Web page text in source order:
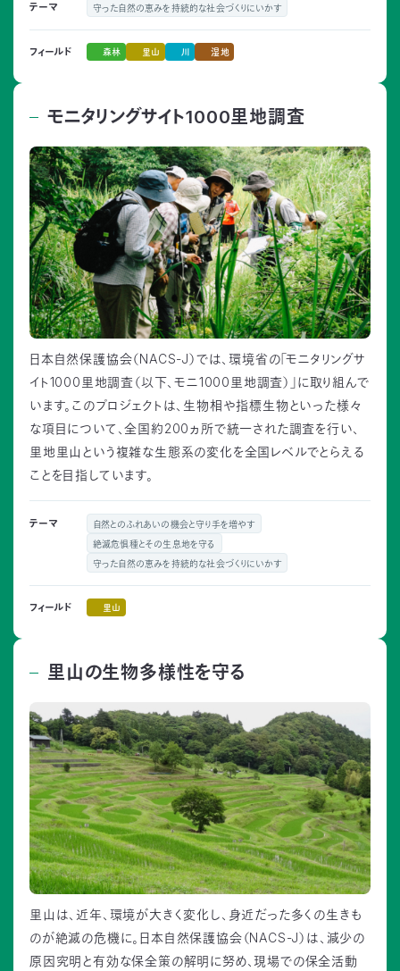
テーマ 守った自然の恵みを持続的な社会づくりにいかす
フィールド 森林 里山 川 湿地
モニタリングサイト1000里地調査
日本自然保護協会（NACS-J）では、環境省の「モニタリングサ
イト1000里地調査（以下、モニ1000里地調査）」に取り組んで
います。このプロジェクトは、生物相や指標生物といった様々
な項目について、全国約200ヵ所で統一された調査を行い、
里地里山という複雑な生態系の変化を全国レベルでとらえる
ことを目指しています。
テーマ
自然とのふれあいの機会と守り手を増やす
絶滅危惧種とその生息地を守る
守った自然の恵みを持続的な社会づくりにいかす
フィールド 里山
里山の生物多様性を守る
里山は、近年、環境が大きく変化し、身近だった多くの生きも
のが絶滅の危機に。日本自然保護協会（NACS-J）は、減少の
原因究明と有効な保全策の解明に努め、現場での保全活動